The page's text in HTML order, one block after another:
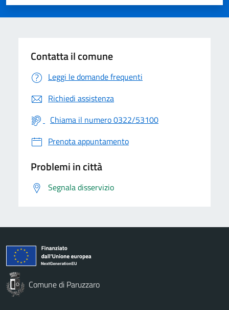
Valuta 5 stelle su 5
Valuta 4 stelle su 5
Valuta 3 stelle su 5
Valuta 2 stelle su 5
Valuta 1 stelle su 5
Contatta il comune
Leggi le domande frequenti
Richiedi assistenza
Chiama il numero 0322/53100
Prenota appuntamento
Problemi in città
Segnala disservizio
Comune di Paruzzaro